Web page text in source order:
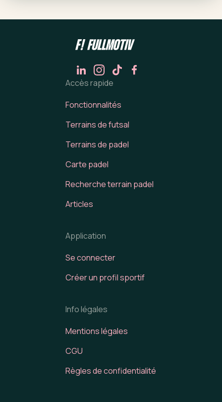
Accès rapide
Fonctionnalités
Terrains de futsal
Terrains de padel
Carte padel
Recherche terrain padel
Articles
Application
Se connecter
Créer un profil sportif
Info légales
Mentions légales
CGU
Règles de confidentialité